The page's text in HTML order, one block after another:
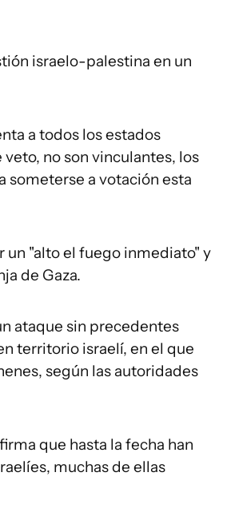
israelo-palestina en un
a todos los estados
no son vinculantes, los
someterse a votación esta
un "alto el fuego inmediato" y
de Gaza.
ataque sin precedentes
territorio israelí, en el que
según las autoridades
que hasta la fecha han
muchas de ellas